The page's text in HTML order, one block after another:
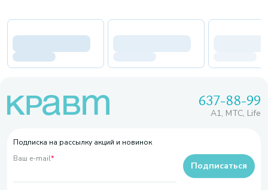
637-88-99
A1, МТС, Life
Подписка на рассылку акций и новинок
Ваш e-mail*
Подписаться